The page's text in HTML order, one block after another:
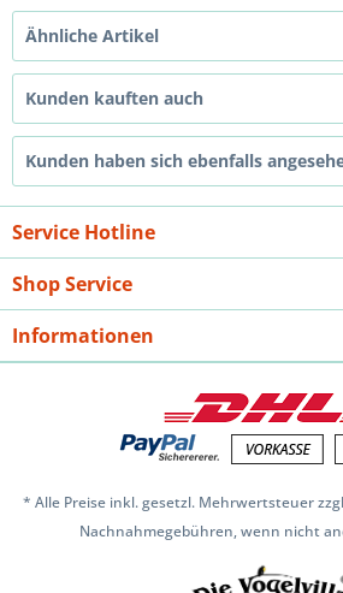
Ähnliche Artikel
Kunden kauften auch
Kunden haben sich ebenfalls
Service Hotline
Shop Service
Informationen
* Alle Preise inkl. gesetzl. Mehrwertsteuer
Nachnahmegebühren, wenn nicht